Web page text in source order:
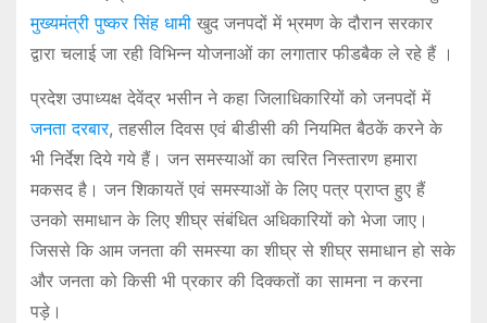
मुख्यमंत्री पुष्कर सिंह धामीखुद जनपदों में भ्रमण के दौरान सरकार
द्वारा चलाई जा रही विभिन्न योजनाओं का लगातार फीडबैक ले रहे हैं ।
प्रदेश उपाध्यक्ष देवेंद्र भसीन ने कहा जिलाधिकारियों को जनपदों में
जनता दरबार, तहसील दिवस एवं बीडीसी की नियमित बैठकें करने के
भी निर्देश दिये गये हैं। जन समस्याओं का त्वरित निस्तारण हमारा
मकसद है। जन शिकायतें एवं समस्याओं के लिए पत्र प्राप्त हुए हैं
उनको समाधान के लिए शीघ्र संबंधित अधिकारियों को भेजा जाए।
जिससे कि आम जनता की समस्या का शीघ्र से शीघ्र समाधान हो सके
और जनता को किसी भी प्रकार की दिक्कतों का सामना न करना
पड़े।